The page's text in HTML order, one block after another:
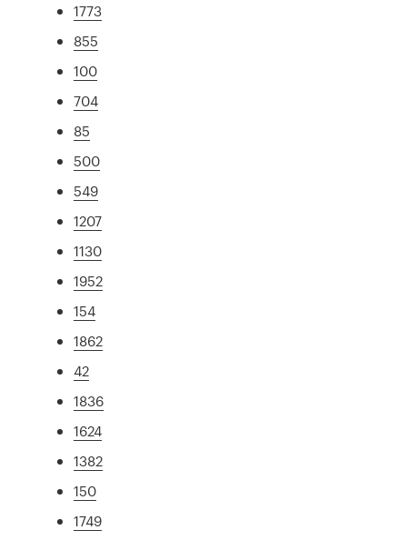
1773
855
100
704
85
500
549
1207
1130
1952
154
1862
42
1836
1624
1382
150
1749